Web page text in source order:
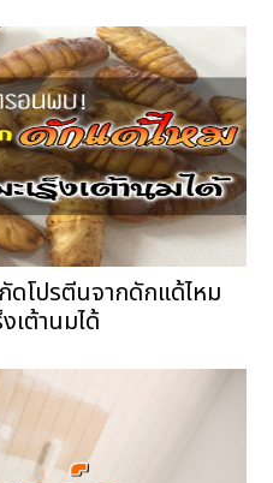
โปรตีนจากดักแด้ไหม
เต้านมได้